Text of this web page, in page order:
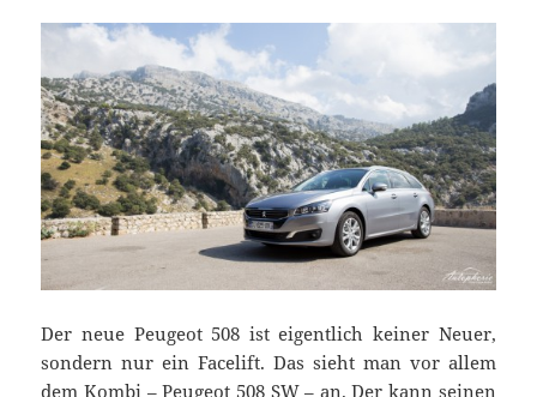
Der neue Peugeot 508 ist eigentlich keiner Neuer,
sondern nur ein Facelift. Das sieht man vor allem
dem Kombi – Peugeot 508 SW – an. Der kann seinen